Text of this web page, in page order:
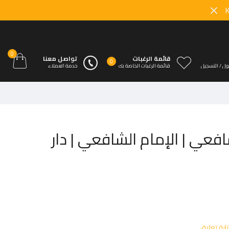
/ التسجيل
قائمة الرغبات
قائمة الرغبات الخاصة بك 0 تواصل معنا
خدمة العملاء
0
| الإمام الشافعي | دار